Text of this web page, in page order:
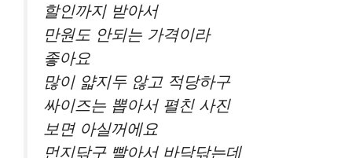
할인까지 받아서
만원도 안되는 가격이라
좋아요
많이 얇지두 않고 적당하구
싸이즈는 뽑아서 펼친 사진
보면 아실꺼에요
먼지닦구 빨아서 바닥닦는데